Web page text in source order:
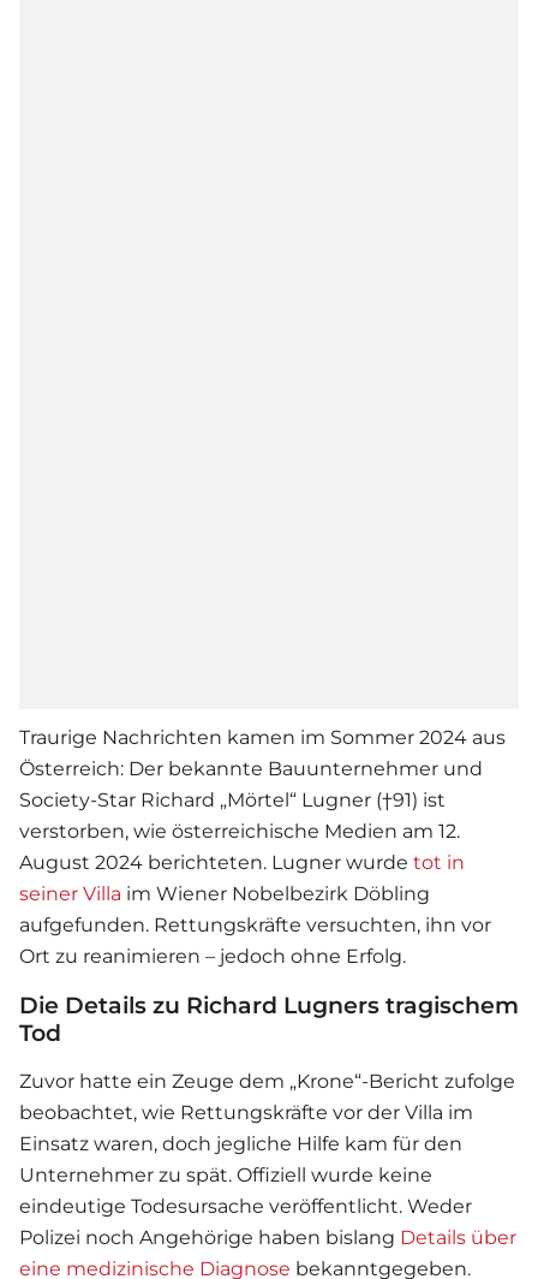
Traurige Nachrichten kamen im Sommer 2024 aus
Österreich: Der bekannte Bauunternehmer und
Society-Star Richard „Mörtel“ Lugner (†91) ist
verstorben, wie österreichische Medien am 12.
August 2024 berichteten. Lugner wurde tot in
seiner Villa im Wiener Nobelbezirk Döbling
aufgefunden. Rettungskräfte versuchten, ihn vor
Ort zu reanimieren – jedoch ohne Erfolg.
Die Details zu Richard Lugners tragischem
Tod
Zuvor hatte ein Zeuge dem „Krone“-Bericht zufolge
beobachtet, wie Rettungskräfte vor der Villa im
Einsatz waren, doch jegliche Hilfe kam für den
Unternehmer zu spät. Offiziell wurde keine
eindeutige Todesursache veröffentlicht. Weder
Polizei noch Angehörige haben bislang Details über
eine medizinische Diagnose bekanntgegeben.